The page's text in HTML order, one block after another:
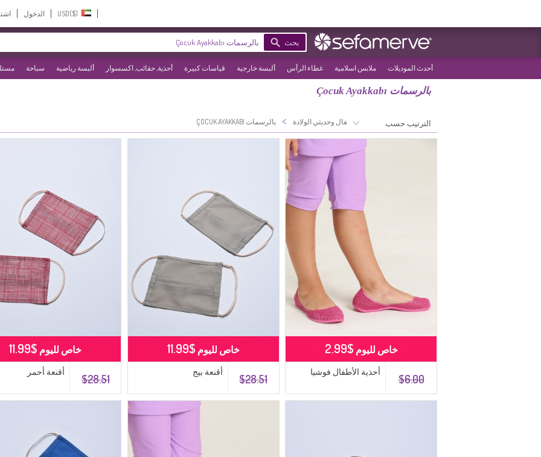
الدخول
بحث
أحدث الموديلات ملابس اسلامية غطاء الرأس ألبسة خارجية قياسات كبيرة أحذية, حقائب, اكسسوار ألبسة رياضية سباحة
بالرسمات Çocuk Ayakkabı
الصفحة الرئيسية الأطفال وحديثي الولادة > بالرسمات ÇOCUK AYAKKABI
$6.00
أحذية الأطفال فوشيا
خاص لليوم $2.99
$28.51
أقنعة بيج
خاص لليوم $11.99
$28.51
أقنعة أحمر
خاص لليوم $11.99